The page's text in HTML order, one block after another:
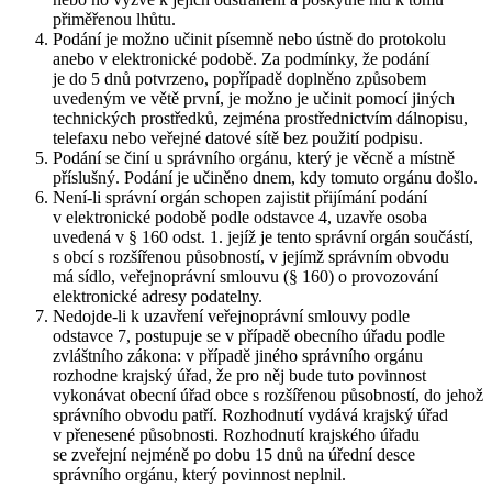
přiměřenou lhůtu.
Podání je možno učinit písemně nebo ústně do protokolu
anebo v elektronické podobě. Za podmínky, že podání
je do 5 dnů potvrzeno, popřípadě doplněno způsobem
uvedeným ve větě první, je možno je učinit pomocí jiných
technických prostředků, zejména prostřednictvím dálnopisu,
telefaxu nebo veřejné datové sítě bez použití podpisu.
Podání se činí u správního orgánu, který je věcně a místně
příslušný. Podání je učiněno dnem, kdy tomuto orgánu došlo.
Není-li správní orgán schopen zajistit přijímání podání
v elektronické podobě podle odstavce 4, uzavře osoba
uvedená v § 160 odst. 1. jejíž je tento správní orgán součástí,
s obcí s rozšířenou působností, v jejímž správním obvodu
má sídlo, veřejnoprávní smlouvu (§ 160) o provozování
elektronické adresy podatelny.
Nedojde-li k uzavření veřejnoprávní smlouvy podle
odstavce 7, postupuje se v případě obecního úřadu podle
zvláštního zákona: v případě jiného správního orgánu
rozhodne krajský úřad, že pro něj bude tuto povinnost
vykonávat obecní úřad obce s rozšířenou působností, do jehož
správního obvodu patří. Rozhodnutí vydává krajský úřad
v přenesené působnosti. Rozhodnutí krajského úřadu
se zveřejní nejméně po dobu 15 dnů na úřední desce
správního orgánu, který povinnost neplnil.